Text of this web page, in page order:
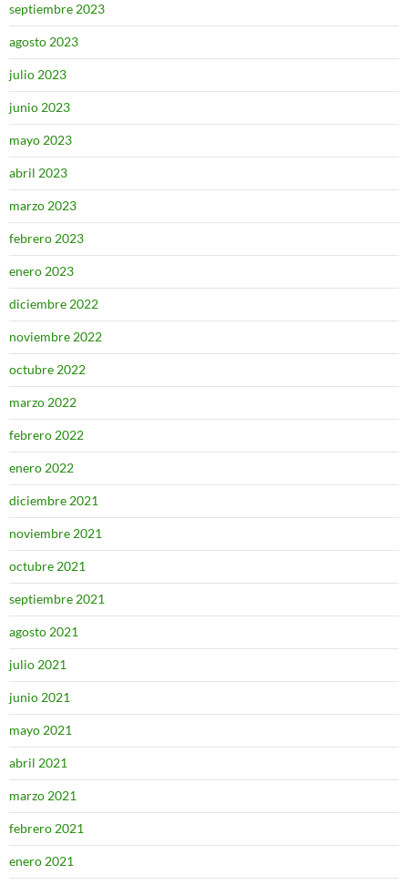
septiembre 2023
agosto 2023
julio 2023
junio 2023
mayo 2023
abril 2023
marzo 2023
febrero 2023
enero 2023
diciembre 2022
noviembre 2022
octubre 2022
marzo 2022
febrero 2022
enero 2022
diciembre 2021
noviembre 2021
octubre 2021
septiembre 2021
agosto 2021
julio 2021
junio 2021
mayo 2021
abril 2021
marzo 2021
febrero 2021
enero 2021